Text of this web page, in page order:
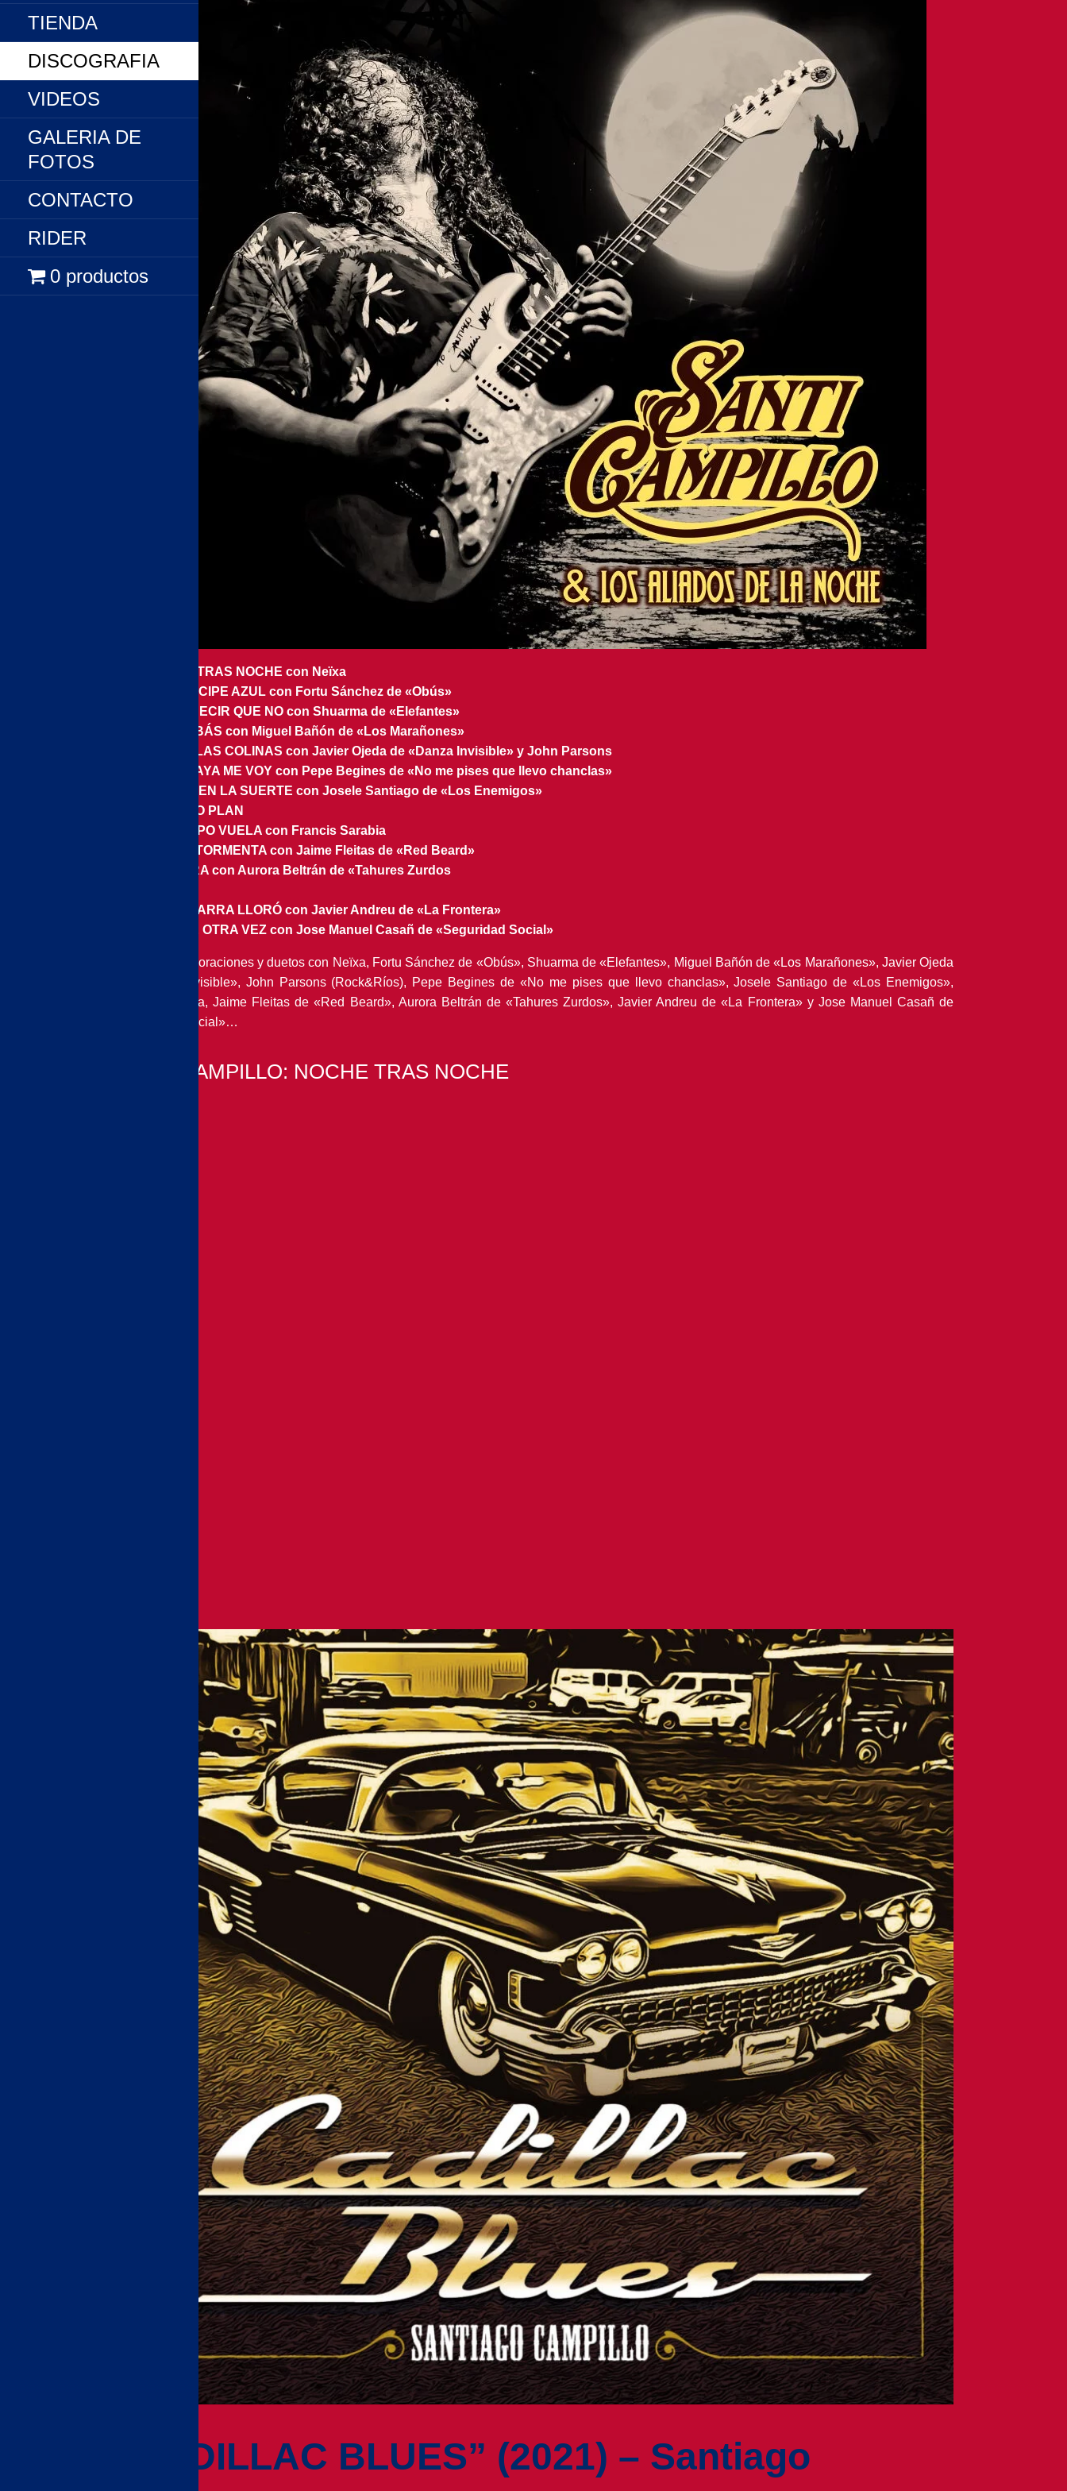
TIENDA
DISCOGRAFIA
VIDEOS
GALERIA DE
FOTOS
CONTACTO
RIDER
0 productos
1.- NOCHE TRAS NOCHE con Neïxa
2.- TU PRÍNCIPE AZUL con Fortu Sánchez de «Obús»
3.- NO SE DECIR QUE NO con Shuarma de «Elefantes»
4.- BARRABÁS con Miguel Bañón de «Los Marañones»
5.- DESDE LAS COLINAS con Javier Ojeda de «Danza Invisible» y John Parsons
6.- A LA PLAYA ME VOY con Pepe Begines de «No me pises que llevo chanclas»
7.- CONFÍA EN LA SUERTE con Josele Santiago de «Los Enemigos»
8.- MI ÚNICO PLAN
9.- EL TIEMPO VUELA con Francis Sarabia
10.- EN LA TORMENTA con Jaime Fleitas de «Red Beard»
11.- AURORA con Aurora Beltrán de «Tahures Zurdos
13- MI GUITARRA LLORÓ con Javier Andreu de «La Frontera»
14.- ÉRASE OTRA VEZ con Jose Manuel Casañ de «Seguridad Social»
Disco de colaboraciones y duetos con Neïxa, Fortu Sánchez de «Obús», Shuarma de «Elefantes», Miguel Bañón de «Los Marañones», Javier Ojeda
de «Danza Invisible», John Parsons (Rock&Ríos), Pepe Begines de «No me pises que llevo chanclas», Josele Santiago de «Los Enemigos»,
Francis Sarabia, Jaime Fleitas de «Red Beard», Aurora Beltrán de «Tahures Zurdos», Javier Andreu de «La Frontera» y Jose Manuel Casañ de
«Seguridad Social»…
SANTI CAMPILLO: NOCHE TRAS NOCHE
“CADILLAC BLUES” (2021) – Santiago